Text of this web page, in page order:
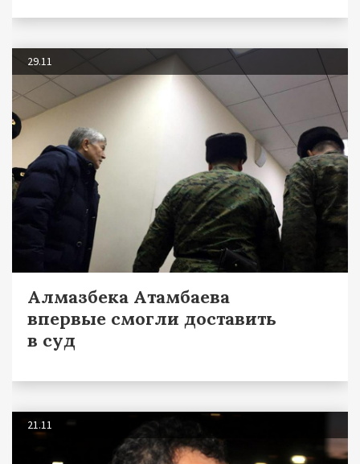
29.11
Алмазбека Атамбаева
впервые смогли доставить
в суд
21.11